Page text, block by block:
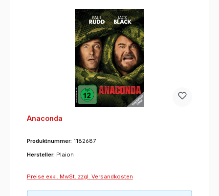
Anaconda
Produktnummer: 1182687
Hersteller: Plaion
Preise exkl. MwSt. zzgl. Versandkosten